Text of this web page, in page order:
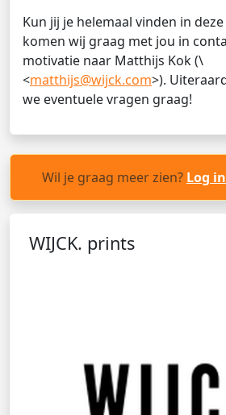
Kun jij je helemaal vinden in
komen wij graag met jou in
motivatie naar Matthijs Kok (\
<matthijs@wijck.com>).
we eventuele vragen graag!
Wil je graag meer zien? Log in
WIJCK. prints